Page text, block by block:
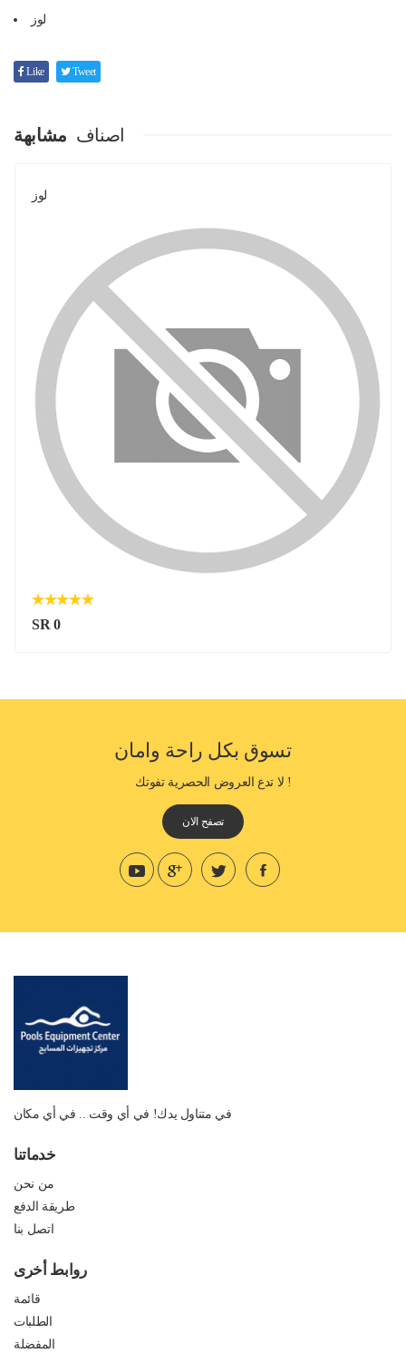
لوز
Like Tweet
اصناف مشابهة
لوز
SR 0
تسوق بكل راحة وامان
! لا تدع العروض الحصرية تفوتك
تصفح الان
في متناول يدك! في أي وقت .. في أي مكان
خدماتنا
من نحن
طريقة الدفع
اتصل بنا
روابط أخرى
قائمة
الطلبات
المفضلة